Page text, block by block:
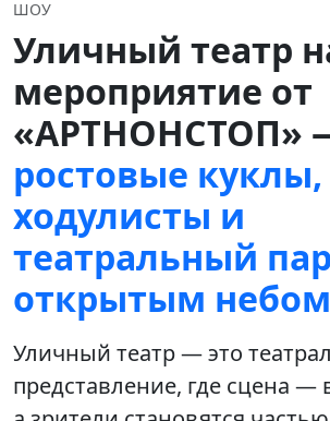
ШОУ
Уличный театр
мероприятие от
«АРТНОНСТОП»
ростовые куклы,
ходулисты и
театральный
открытым небом
Уличный театр — это
представление, где сцена —